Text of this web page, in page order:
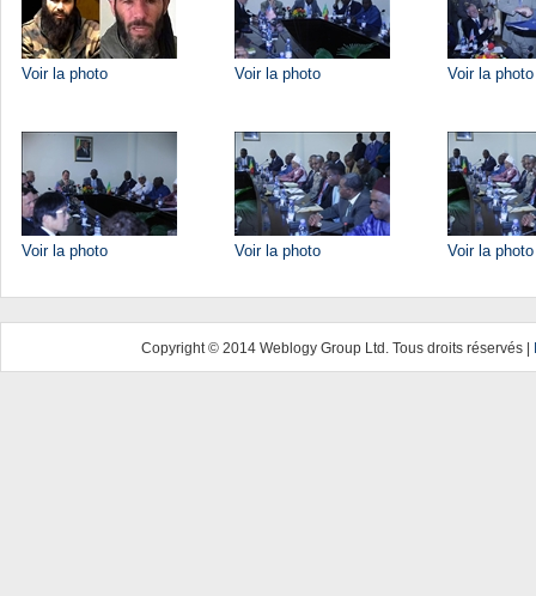
Voir la photo Voir la photo Voir la photo
Voir la photo Voir la photo Voir la photo
Copyright © 2014 Weblogy Group Ltd. Tous droits réservés |